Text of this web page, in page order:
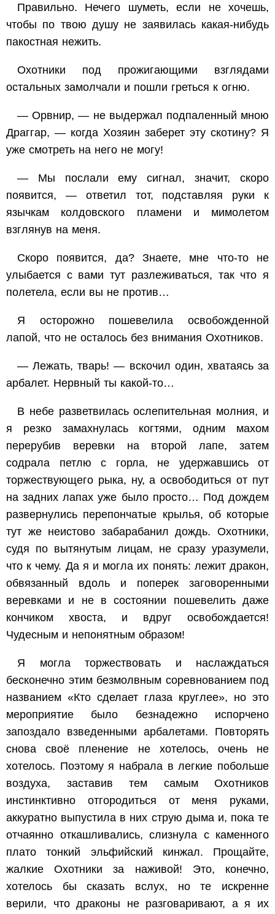
Правильно. Нечего шуметь, если не хочешь,
чтобы по твою душу не заявилась какая-нибудь
пакостная нежить.
Охотники под прожигающими взглядами
остальных замолчали и пошли греться к огню.
— Орвнир, — не выдержал подпаленный мною
Драггар, — когда Хозяин заберет эту скотину? Я
уже смотреть на него не могу!
— Мы послали ему сигнал, значит, скоро
появится, — ответил тот, подставляя руки к
язычкам колдовского пламени и мимолетом
взглянув на меня.
Скоро появится, да? Знаете, мне что-то не
улыбается с вами тут разлеживаться, так что я
полетела, если вы не против…
Я осторожно пошевелила освобожденной
лапой, что не осталось без внимания Охотников.
— Лежать, тварь! — вскочил один, хватаясь за
арбалет. Нервный ты какой-то…
В небе разветвилась ослепительная молния, и
я резко замахнулась когтями, одним махом
перерубив веревки на второй лапе, затем
содрала петлю с горла, не удержавшись от
торжествующего рыка, ну, а освободиться от пут
на задних лапах уже было просто… Под дождем
развернулись перепончатые крылья, об которые
тут же неистово забарабанил дождь. Охотники,
судя по вытянутым лицам, не сразу уразумели,
что к чему. Да я и могла их понять: лежит дракон,
обвязанный вдоль и поперек заговоренными
веревками и не в состоянии пошевелить даже
кончиком хвоста, и вдруг освобождается!
Чудесным и непонятным образом!
Я могла торжествовать и наслаждаться
бесконечно этим безмолвным соревнованием под
названием «Кто сделает глаза круглее», но это
мероприятие было безнадежно испорчено
запоздало взведенными арбалетами. Повторять
снова своё пленение не хотелось, очень не
хотелось. Поэтому я набрала в легкие побольше
воздуха, заставив тем самым Охотников
инстинктивно отгородиться от меня руками,
аккуратно выпустила в них струю дыма и, пока те
отчаянно откашливались, слизнула с каменного
плато тонкий эльфийский кинжал. Прощайте,
жалкие Охотники за наживой! Это, конечно,
хотелось бы сказать вслух, но те искренне
верили, что драконы не разговаривают, а я их